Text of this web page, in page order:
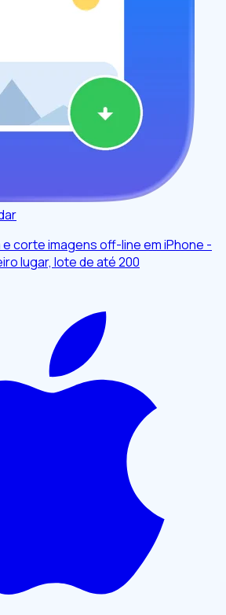
corte imagens off-line em iPhone -
lugar, lote de até 200